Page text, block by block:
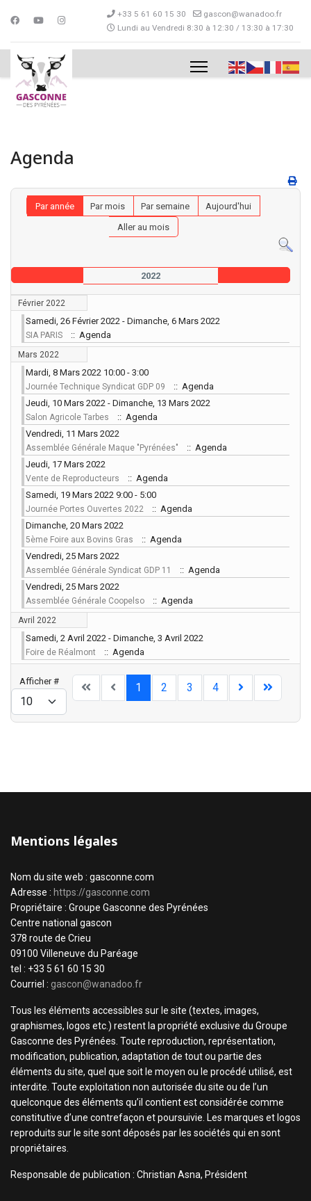
+33 5 61 60 15 30
gascon@wanadoo.fr
Lundi au Vendredi 8:30 à 12:30 / 13:30 à 17:30
Agenda
Par année Par mois Par semaine
Aujourd'hui
Aller au mois
2022
Février 2022
Samedi, 26 Février 2022 - Dimanche, 6 Mars 2022
SIA PARIS :: Agenda
Mars 2022
Mardi, 8 Mars 2022 10:00 - 3:00
Journée Technique Syndicat GDP 09
:: Agenda
Jeudi, 10 Mars 2022 - Dimanche, 13 Mars 2022
Salon Agricole Tarbes
:: Agenda
Vendredi, 11 Mars 2022
Assemblée Générale Maque "Pyrénées"
:: Agenda
Jeudi, 17 Mars 2022
Vente de Reproducteurs
:: Agenda
Samedi, 19 Mars 2022 9:00 - 5:00
Journée Portes Ouvertes 2022
:: Agenda
Dimanche, 20 Mars 2022
5ème Foire aux Bovins Gras
:: Agenda
Vendredi, 25 Mars 2022
Assemblée Générale Syndicat GDP 11
:: Agenda
Vendredi, 25 Mars 2022
Assemblée Générale Coopelso :: Agenda
Avril 2022
Samedi, 2 Avril 2022 - Dimanche, 3 Avril 2022
Foire de Réalmont :: Agenda
Limite de la pagination
Afficher # 1 2 3 4
Mentions légales
Nom du site web : gasconne.com
Adresse : https://gasconne.com
Propriétaire : Groupe Gasconne des Pyrénées
Centre national gascon
378 route de Crieu
09100 Villeneuve du Paréage
tel : +33 5 61 60 15 30
Courriel : gascon@wanadoo.fr
Tous les éléments accessibles sur le site (textes, images,
graphismes, logos etc.) restent la propriété exclusive du Groupe
Gasconne des Pyrénées. Toute reproduction, représentation,
modification, publication, adaptation de tout ou partie des
éléments du site, quel que soit le moyen ou le procédé utilisé, est
interdite. Toute exploitation non autorisée du site ou de l’un
quelconque des éléments qu’il contient est considérée comme
constitutive d’une contrefaçon et poursuivie. Les marques et logos
reproduits sur le site sont déposés par les sociétés qui en sont
propriétaires.
Responsable de publication : Christian Asna, Président